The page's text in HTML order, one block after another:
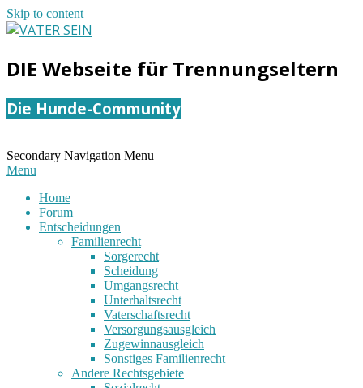
Skip to content
SEIN
DIE Webseite für Trennungseltern
Die Hunde-Community
Secondary Navigation Menu
Menu
Home
Forum
Entscheidungen
Familienrecht
Sorgerecht
Scheidung
Umgangsrecht
Unterhaltsrecht
Vaterschaftsrecht
Versorgungsausgleich
Zugewinnausgleich
Sonstiges Familienrecht
Andere Rechtsgebiete